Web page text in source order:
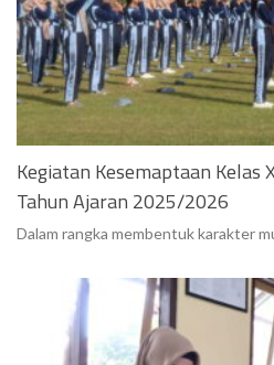
Kegiatan Kesemaptaan Kelas
Tahun Ajaran 2025/2026
Dalam rangka membentuk karakter